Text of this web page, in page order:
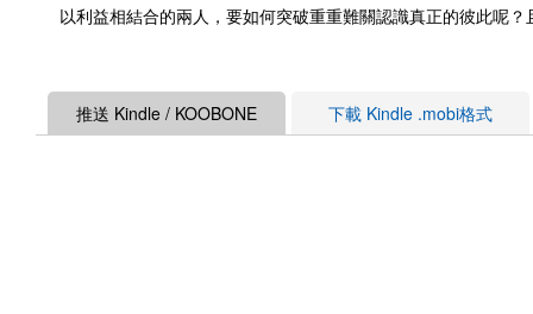
以利益相結合的兩人，要如何突破重重難關認識真正的彼此呢？
推送 Kindle / KOOBONE 下載 Kindle .mobi格式